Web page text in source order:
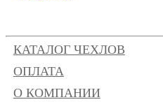
КАТАЛОГ ЧЕХЛОВ
ОПЛАТА
О КОМПАНИИ